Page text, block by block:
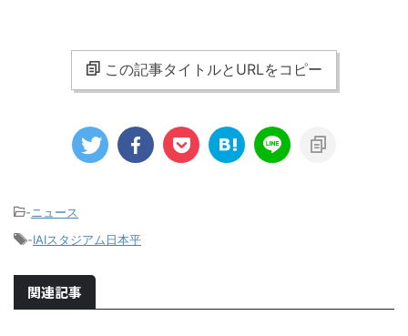
この記事タイトルとURLをコピー
-ニュース
-IAIスタジアム日本平
関連記事